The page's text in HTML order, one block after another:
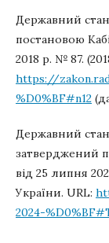
Державний
постановою
2018 р. № 87.
https://
%D0%BF#n12
Державний
затверджений
від 25 липня
України. URL:
2024-